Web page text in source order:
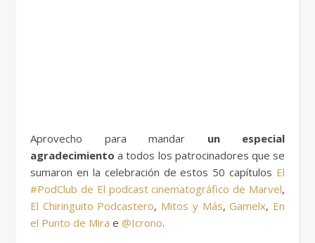
Aprovecho para mandar un especial
agradecimiento a todos los patrocinadores que se
sumaron en la celebración de estos 50 capítulos El
#PodClub de El podcast cinematográfico de Marvel,
El Chiringuito Podcastero, Mitos y Más,Gamelx, En
el Punto de Mira e @Icrono.